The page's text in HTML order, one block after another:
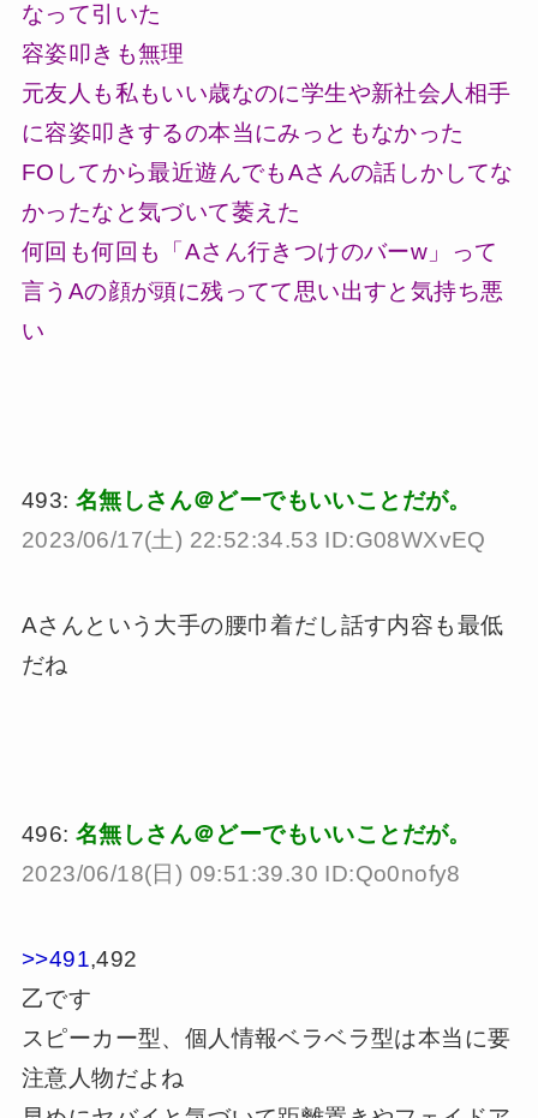
なって引いた
容姿叩きも無理
元友人も私もいい歳なのに学生や新社会人相手
に容姿叩きするの本当にみっともなかった
FOしてから最近遊んでもAさんの話しかしてな
かったなと気づいて萎えた
何回も何回も「Aさん行きつけのバーw」って
言うAの顔が頭に残ってて思い出すと気持ち悪
い
493: 名無しさん＠どーでもいいことだが。
2023/06/17(土) 22:52:34.53 ID:G08WXvEQ
Aさんという大手の腰巾着だし話す内容も最低
だね
496: 名無しさん＠どーでもいいことだが。
2023/06/18(日) 09:51:39.30 ID:Qo0nofy8
>>491,492
乙です
スピーカー型、個人情報ベラベラ型は本当に要
注意人物だよね